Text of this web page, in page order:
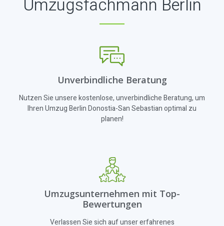
Umzugsfachmann Berlin
Unverbindliche Beratung
Nutzen Sie unsere kostenlose, unverbindliche Beratung, um
Ihren Umzug Berlin Donostia-San Sebastian optimal zu
planen!
Umzugsunternehmen mit Top-
Bewertungen
Verlassen Sie sich auf unser erfahrenes